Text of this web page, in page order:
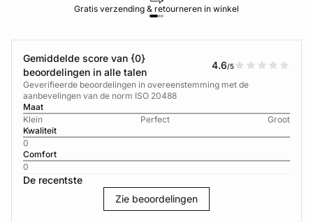
Gratis verzending & retourneren in winkel
Gemiddelde score van {0}
beoordelingen in alle talen
4.6/5
Geverifieerde beoordelingen in overeenstemming met de
aanbevelingen van de norm ISO 20488
Maat
Klein
Perfect
Groot
Kwaliteit
0
Comfort
0
De recentste
Zie beoordelingen